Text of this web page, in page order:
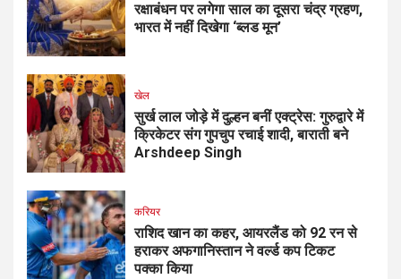
रक्षाबंधन पर लगेगा साल का दूसरा चंद्र ग्रहण,
भारत में नहीं दिखेगा ‘ब्लड मून’
खेल
सुर्ख लाल जोड़े में दुल्हन बनीं एक्ट्रेस: गुरुद्वारे में
क्रिकेटर संग गुपचुप रचाई शादी, बाराती बने
Arshdeep Singh
करियर
राशिद खान का कहर, आयरलैंड को 92 रन से
हराकर अफगानिस्तान ने वर्ल्ड कप टिकट
पक्का किया